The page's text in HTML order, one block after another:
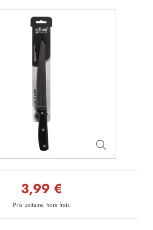
3,99 €
Prix unitaire, hors frais